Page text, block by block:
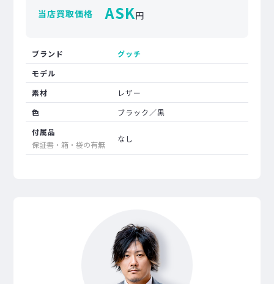
当店買取価格
ASK円
ブランド
グッチ
モデル
素材
レザー
色
ブラック／黒
付属品
保証書・箱・袋の有無
なし